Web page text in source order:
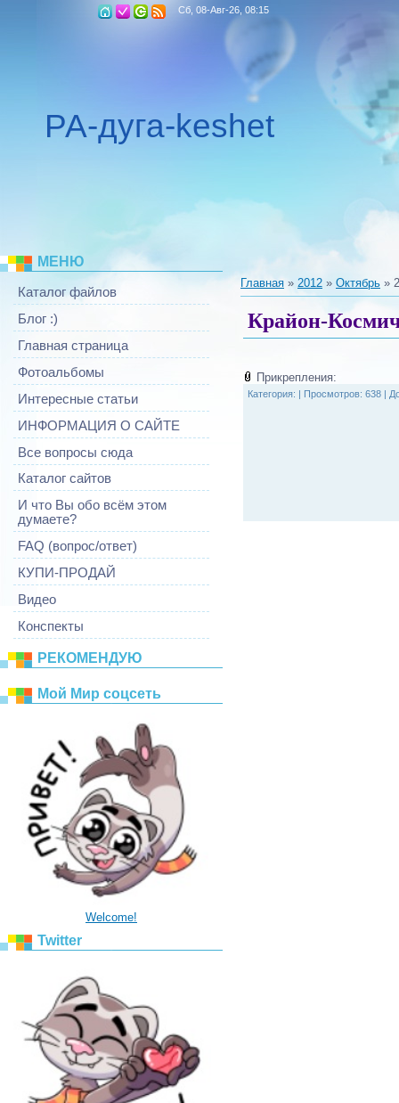
Сб, 08-Авг-26, 08:15
РА-дуга-keshet
МЕНЮ
Каталог файлов
Блог :)
Главная страница
Фотоальбомы
Интересные статьи
ИНФОРМАЦИЯ О САЙТЕ
Все вопросы сюда
Каталог сайтов
И что Вы обо всём этом
думаете?
FAQ (вопрос/ответ)
КУПИ-ПРОДАЙ
Видео
Конспекты
РЕКОМЕНДУЮ
Mой Mир соцсеть
Welcome!
Twitter
Главная » 2012 » Октябрь »
Крайон-
Прикрепления:
Категория: Просмотров: 638 |